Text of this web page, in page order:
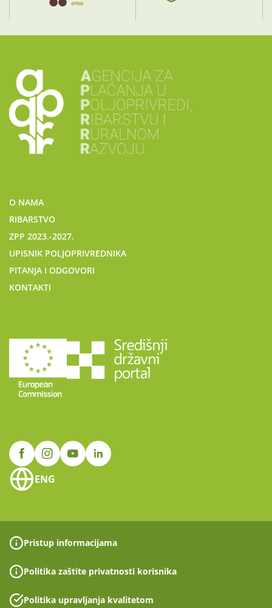
O NAMA
RIBARSTVO
ZPP 2023.-2027.
UPISNIK POLJOPRIVREDNIKA
PITANJA I ODGOVORI
KONTAKTI
ENG
Pristup informacijama
Politika zaštite privatnosti korisnika
Politika upravljanja kvalitetom